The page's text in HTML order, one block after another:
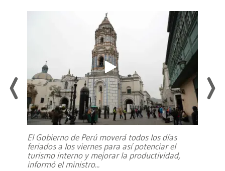
El Gobierno de Perú moverá todos los días
feriados a los viernes para así potenciar el
turismo interno y mejorar la productividad,
informó el ministro...